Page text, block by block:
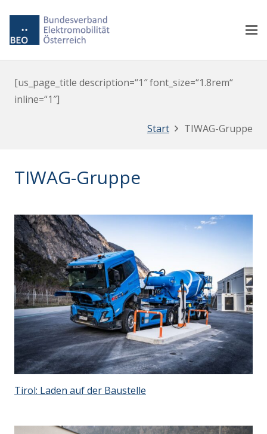
[us_page_title description=“1″ font_size=“1.8rem“
inline=“1″]
Start TIWAG-Gruppe
TIWAG-Gruppe
Tirol: Laden auf der Baustelle